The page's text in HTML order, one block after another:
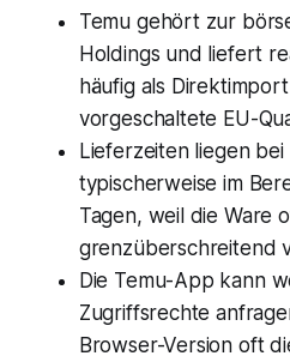
Temu gehört zur
Holdings und liefert
häufig als
vorgeschaltete EU-
Lieferzeiten liegen
typischerweise im
Tagen, weil die Ware
grenzüberschreitend
Die Temu-App kann
Zugriffsrechte
Browser-Version oft